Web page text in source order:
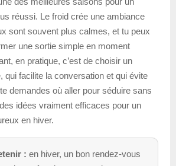
réussi. Le froid crée une ambiance
sont souvent plus calmes, et tu peux
une sortie simple en moment
en pratique, c’est de choisir un
qui facilite la conversation et qui évite
demandes où aller pour séduire sans
idées vraiment efficaces pour un
en hiver.
: en hiver, un bon rendez-vous